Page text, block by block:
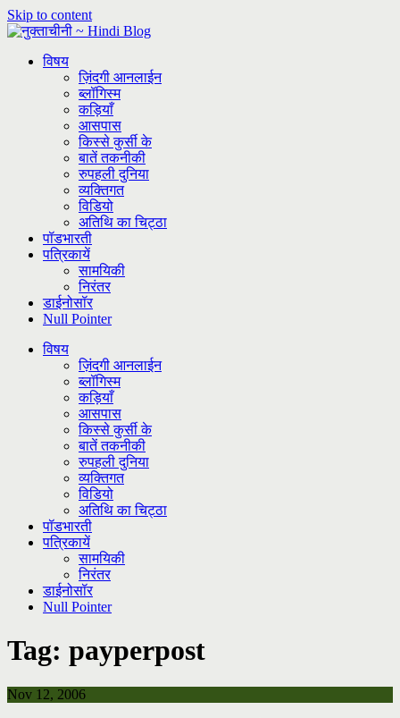
Skip to content
विषय
ज़िंदगी आनलाईन
ब्लॉगिस्म
कड़ियाँ
आसपास
किस्से कुर्सी के
बातें तकनीकी
रुपहली दुनिया
व्यक्तिगत
विडियो
अतिथि का चिट्ठा
पॉडभारती
पत्रिकायें
सामयिकी
निरंतर
डाईनोसॉर
Null Pointer
विषय
ज़िंदगी आनलाईन
ब्लॉगिस्म
कड़ियाँ
आसपास
किस्से कुर्सी के
बातें तकनीकी
रुपहली दुनिया
व्यक्तिगत
विडियो
अतिथि का चिट्ठा
पॉडभारती
पत्रिकायें
सामयिकी
निरंतर
डाईनोसॉर
Null Pointer
Tag: payperpost
Nov 12, 2006